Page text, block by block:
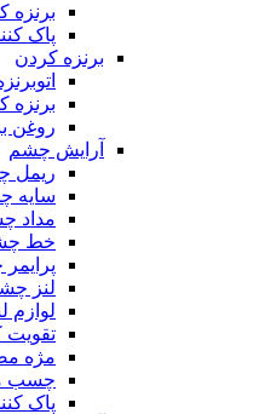
برنزه
پاک
برنزه کردن
برنزه
روغن
آرایش چشم
ریمل
سایه
مداد
خط
لنز
لوازم
تقویت
مژه
چسب
پاک